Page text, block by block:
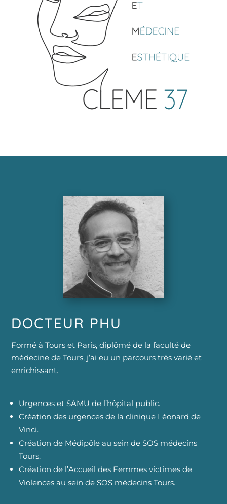
DOCTEUR PHU
Formé à Tours et Paris, diplômé de la faculté de
médecine de Tours, j’ai eu un parcours très varié et
enrichissant.
Urgences et SAMU de l’hôpital public.
Création des urgences de la clinique Léonard de
Vinci.
Création de Médipôle au sein de SOS médecins
Tours.
Création de l’Accueil des Femmes victimes de
Violences au sein de SOS médecins Tours.